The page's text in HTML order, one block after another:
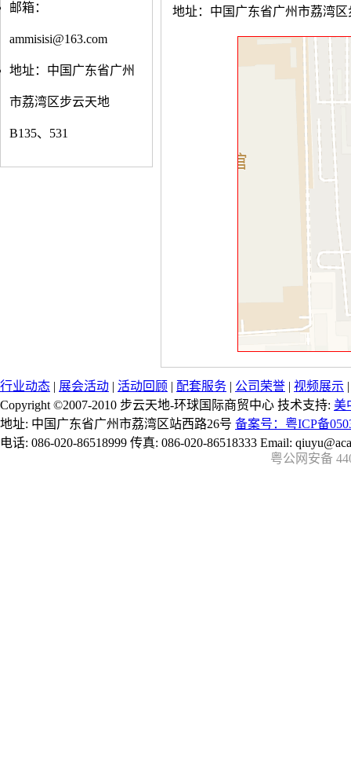
邮箱：
ammisisi@163.com
地址：中国广东省广州
市荔湾区步云天地
B135、531
地址：中国广东省广州市荔湾区
行业动态 | 展会活动 | 活动回顾 | 配套服务 | 公司荣誉 | 视频展示
Copyright ©2007-2010 步云天地-环球国际商贸中心 技术支持: 美
地址: 中国广东省广州市荔湾区站西路26号 备案号：粤ICP备
电话: 086-020-86518999 传真: 086-020-86518333 Email:
粤公网安备